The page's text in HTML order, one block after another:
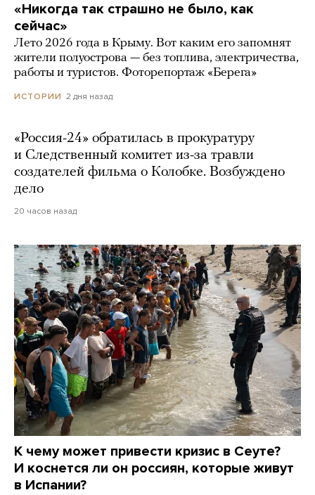
«Никогда так страшно не было, как
сейчас»
Лето 2026 года в Крыму. Вот каким его запомнят
жители полуострова — без топлива, электричества,
работы и туристов. Фоторепортаж «Берега»
ИСТОРИИ 2 дня назад
«Россия-24» обратилась в прокуратуру
и Следственный комитет из-за травли
создателей фильма о Колобке. Возбуждено
дело
20 часов назад
К чему может привести кризис в Сеуте?
И коснется ли он россиян, которые живут
в Испании?